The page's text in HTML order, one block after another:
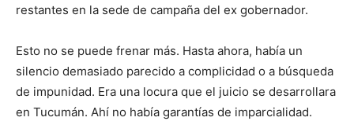
restantes en la sede de campaña del ex gobernador.
Esto no se puede frenar más. Hasta ahora, había un
silencio demasiado parecido a complicidad o a búsqueda
de impunidad. Era una locura que el juicio se desarrollara
en Tucumán. Ahí no había garantías de imparcialidad.